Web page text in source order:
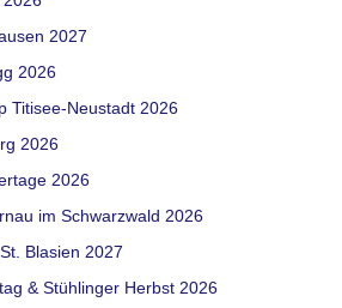
2027
2026
Titisee-Neustadt 2026
2026
2026
im Schwarzwald 2026
Blasien 2027
& Stühlinger Herbst 2026